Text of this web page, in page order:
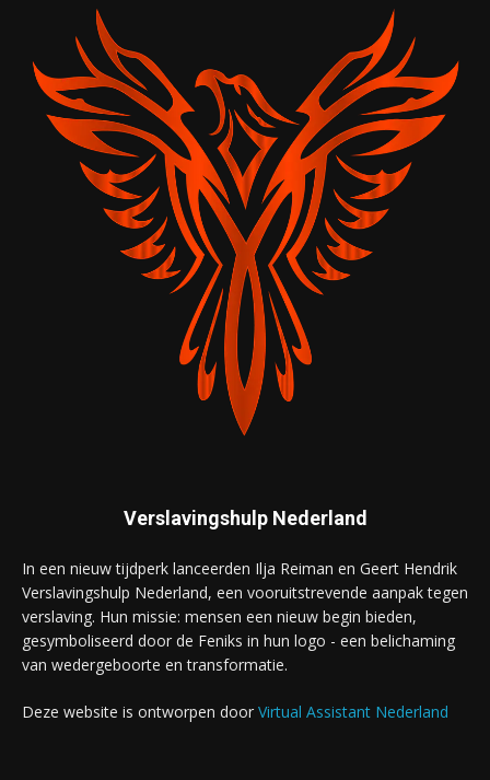
Verslavingshulp Nederland
In een nieuw tijdperk lanceerden Ilja Reiman en Geert Hendrik
Verslavingshulp Nederland, een vooruitstrevende aanpak tegen
verslaving. Hun missie: mensen een nieuw begin bieden,
gesymboliseerd door de Feniks in hun logo - een belichaming
van wedergeboorte en transformatie.
Deze website is ontworpen door Virtual Assistant Nederland